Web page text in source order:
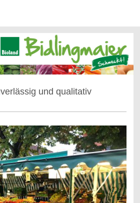
und qualitativ